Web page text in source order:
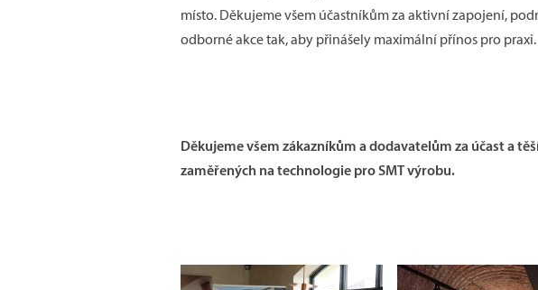
místo. Děkujeme všem účastníkům za aktivní zapojení,
odborné akce tak, aby přinášely maximální přínos pro praxi.
Děkujeme všem zákazníkům a dodavatelům za účast a
zaměřených na technologie pro SMT výrobu.